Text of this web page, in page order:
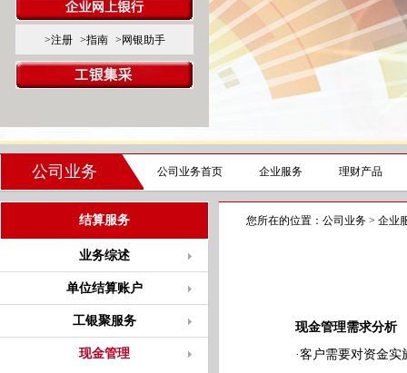
>注册 >指南 >网银助手
公司业务 公司业务首页 企业服务 理财产品
结算服务
业务综述
单位结算账户
工银聚服务
现金管理
您所在的位置： 公司业务 > 企业
现金管理需求分析
·客户需要对资金实